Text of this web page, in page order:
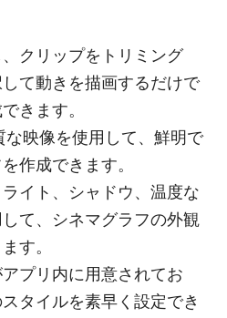
クリップをトリミング
て動きを描画するだけで
きます。
映像を使用して、鮮明で
作成できます。
イト、シャドウ、温度な
て、シネマグラフの外観
す。
プリ内に用意されてお
タイルを素早く設定でき